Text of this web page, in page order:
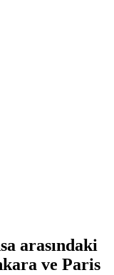
arasındaki
ve Paris